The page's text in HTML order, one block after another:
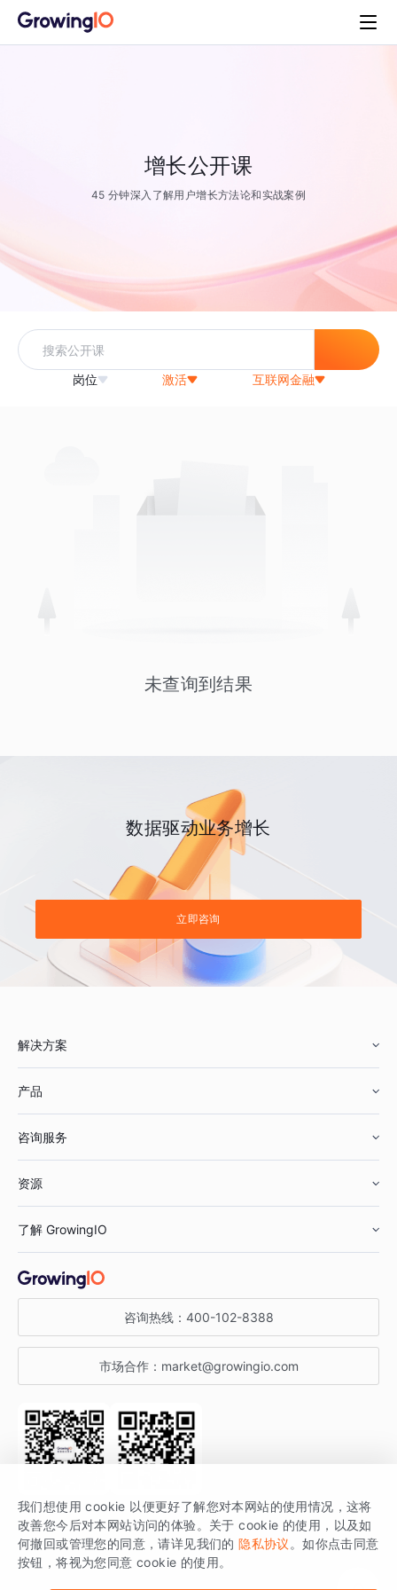
增长公开课
45 分钟深入了解用户增长方法论和实战案例
岗位 激活 互联网金融
未查询到结果
数据驱动业务增长
立即咨询
解决方案
鞋服行业
汽车行业
金融行业
产品
智能运营
获客分析
咨询服务
资源
增长公开课
增长博客
开发者文档
SDK 文档
场景指南
了解 GrowingIO
关于 GrowingIO
增长大会
行业活动
咨询热线： 400-102-8388
市场合作： market@growingio.com
关注公众号 获取更多干货
GrowingIO 是专注于数据智能分析与增长的品牌，核心平台为 GrowingIO
分析云。
我们想使用 cookie 以便更好了解您对本网站的使用情况，这将
改善您今后对本网站访问的体验。关于 cookie 的使用，以及如
何撤回或管理您的同意，请详见我们的 隐私协议 。如你点击同意
按钮，将视为您同意 cookie 的使用。